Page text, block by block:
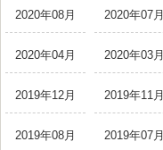
2020年08月 2020年07月
2020年04月 2020年03月
2019年12月 2019年11月
2019年08月 2019年07月